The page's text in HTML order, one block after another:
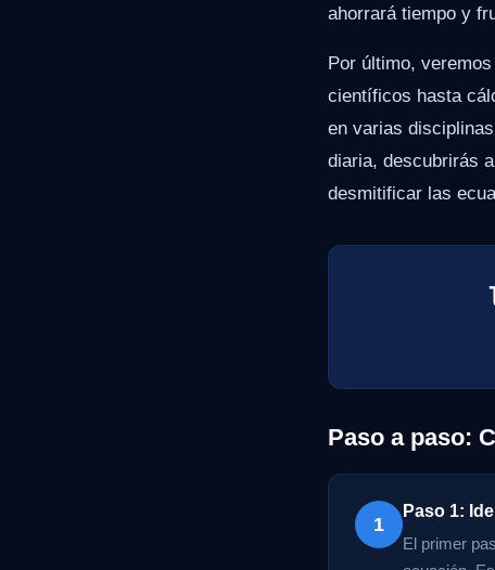
ahorrará tiempo y
Por último,
científicos hasta
en varias
diaria, descubrirás
desmitificar las
Paso a paso:
1
Paso 1:
El primer